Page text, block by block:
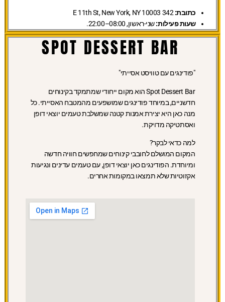
כתובת:
שעות פעילות:שני-ראשון, 08:00–22:00.
SPOT DESSERT BAR
"פודינגים עם טוויסט אסייתי"
Spot Dessert Bar הוא מקום ייחודי שמתמקד בקינוחים
חדשניים, במיוחד פודינגים שמושפעים מהמטבח האסייתי. כל
מנה כאן היא יצירת אמנות קטנה שמשלבת טעמים יוצאי דופן
ואסתטיקה מדויקת.
למה כדאי לבקר?
המקום המושלם לחובבי קינוחים שמחפשים חוויה חדשה
ומיוחדת. הפודינגים כאן יוצאי דופן, עם טעמים עדינים ונגיעות
אקזוטיות שלא תמצאו במקומות אחרים.